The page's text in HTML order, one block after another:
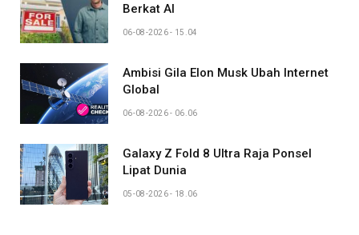
Berkat AI
06-08-2026 - 15.04
Ambisi Gila Elon Musk Ubah Internet
Global
06-08-2026 - 06.06
Galaxy Z Fold 8 Ultra Raja Ponsel
Lipat Dunia
05-08-2026 - 18.06